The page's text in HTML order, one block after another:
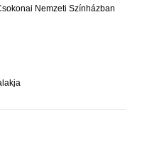
Nemzeti Színházban